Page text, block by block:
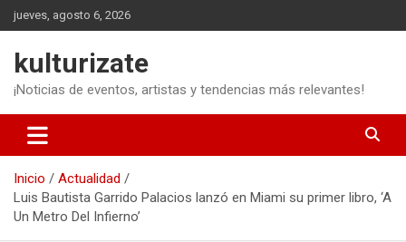
Saltar
al
jueves, agosto 6, 2026
kulturizate
¡Noticias de eventos, artistas y tendencias más relevantes!
Inicio
Actualidad
Luis Bautista Garrido Palacios lanzó en Miami su primer libro, ‘A
Un Metro Del Infierno’